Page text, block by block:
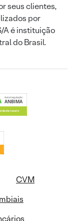
seus clientes,
por
A é instituição
do Brasil.
CVM